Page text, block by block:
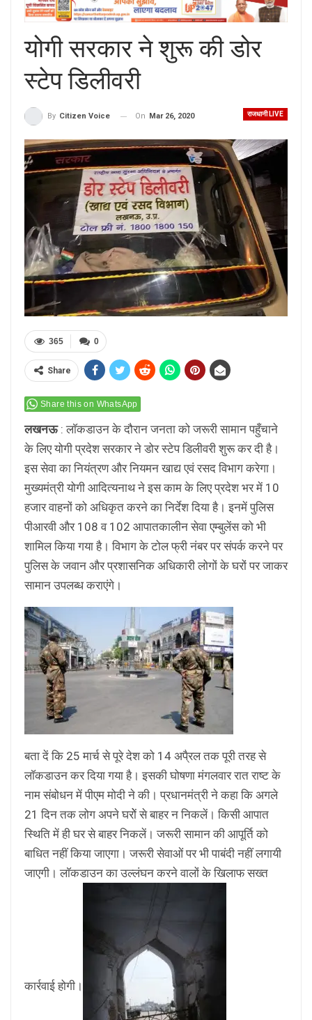
योगी सरकार ने शुरू की डोर
स्टेप डिलीवरी
राजधानी LIVE
By Citizen Voice On Mar 26, 2020
0
365
Share
Share this on WhatsApp
लखनऊ: लाॅकडाउन के दौरान जनता को जरूरी सामान पहुँचाने
के लिए योगी प्रदेश सरकार ने डोर स्टेप डिलीवरी शुरू कर दी है।
इस सेवा का नियंत्रण और नियमन खाद्य एवं रसद विभाग करेगा।
मुख्यमंत्री योगी आदित्यनाथ ने इस काम के लिए प्रदेश भर में 10
हजार वाहनों को अधिकृत करने का निर्देश दिया है। इनमें पुलिस
पीआरवी और 108 व 102 आपातकालीन सेवा एम्बुलेंस को भी
शामिल किया गया है। विभाग के टोल फ्री नंबर पर संपर्क करने पर
पुलिस के जवान और प्रशासनिक अधिकारी लोगों के घरों पर जाकर
सामान उपलब्ध कराएंगे।
बता दें कि 25 मार्च से पूरे देश को 14 अपै्रल तक पूरी तरह से
लाॅकडाउन कर दिया गया है। इसकी घोषणा मंगलवार रात राष्ट के
नाम संबोधन में पीएम मोदी ने की। प्रधानमंत्री ने कहा कि अगले
21 दिन तक लोग अपने घरोें से बाहर न निकलें। किसी आपात
स्थिति में ही घर से बाहर निकलें। जरूरी सामान की आपूर्ति को
बाधित नहीं किया जाएगा। जरूरी सेवाओं पर भी पाबंदी नहीं लगायी
जाएगी। लाॅकडाउन का उल्लंघन करने वालों के खिलाफ सख्त
कार्रवाई होगी।